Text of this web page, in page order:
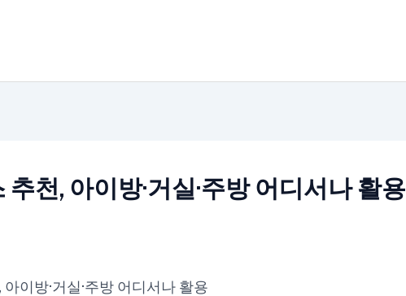
천, 아이방·거실·주방 어디서나 활용
이방·거실·주방 어디서나 활용